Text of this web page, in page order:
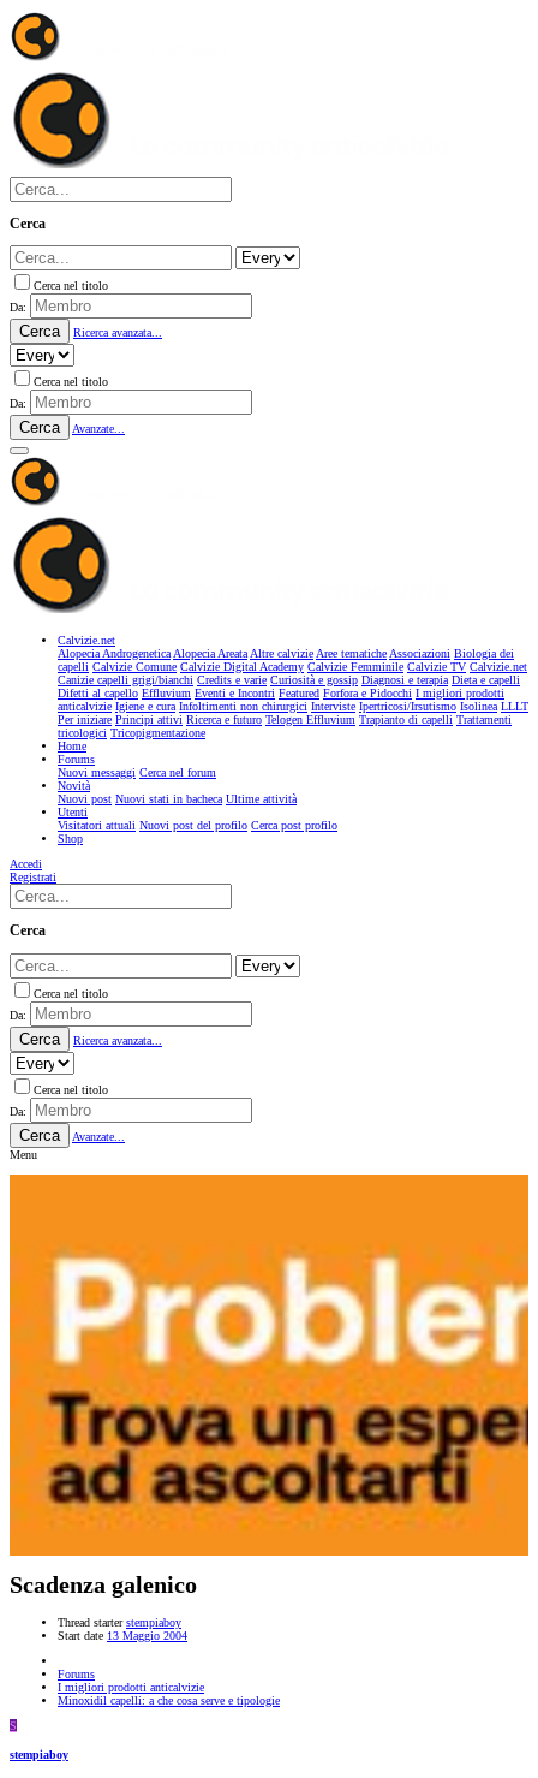
Cerca
Cerca nel titolo
Da:
Cerca Ricerca avanzata...
Cerca nel titolo
Da:
Cerca Avanzate...
Calvizie.net
Alopecia AndrogeneticaAlopecia AreataAltre calvizieAree tematicheAssociazioni Biologia dei
capelli Calvizie Comune Calvizie Digital Academy Calvizie Femminile Calvizie TV Calvizie.net
Canizie capelli grigi/bianchi Credits e varie Curiosità e gossip Diagnosi e terapia Dieta e capelli
Difetti al capello Effluvium Eventi e Incontri Featured Forfora e Pidocchi I migliori prodotti
anticalvizie Igiene e cura Infoltimenti non chirurgici Interviste Ipertricosi/Irsutismo Isolinea LLLT
Per iniziare Principi attivi Ricerca e futuro Telogen Effluvium Trapianto di capelli Trattamenti
tricologici Tricopigmentazione
Home
Forums
Nuovi messaggi Cerca nel forum
Novità
Nuovi post Nuovi stati in bacheca Ultime attività
Utenti
Visitatori attuali Nuovi post del profilo Cerca post profilo
Shop
Accedi
Registrati
Cerca
Cerca nel titolo
Da:
Cerca Ricerca avanzata...
Cerca nel titolo
Da:
Cerca
Avanzate...
Menu
Scadenza galenico
Thread starter stempiaboy
Start date 13 Maggio 2004
Forums
I migliori prodotti anticalvizie
Minoxidil capelli: a che cosa serve e tipologie
S
stempiaboy